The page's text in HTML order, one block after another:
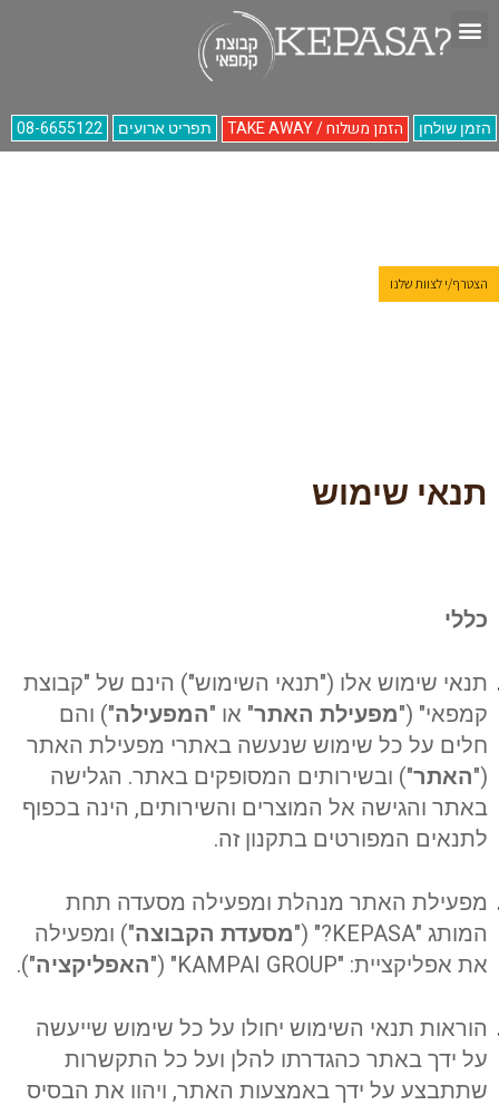
הזמן שולחן הזמן משלוח / TAKE AWAY תפריט ארועים 08-6655122
הצטרף/י לצוות שלנו
תנאי שימוש
כללי
תנאי שימוש אלו ("תנאי השימוש") הינם של "קבוצת
קמפאי" ("מפעילת האתר" או "המפעילה") והם
חלים על כל שימוש שנעשה באתרי מפעילת האתר
("האתר") ובשירותים המסופקים באתר. הגלישה
באתר והגישה אל המוצרים והשירותים, הינה בכפוף
לתנאים המפורטים בתקנון זה.
מפעילת האתר מנהלת ומפעילה מסעדה תחת
המותג "KEPASA?" (" מסעדת הקבוצה") ומפעילה
את אפליקציית: "KAMPAI GROUP" ("
האפליקציה")
.
הוראות תנאי השימוש יחולו על כל שימוש שייעשה
על ידך באתר כהגדרתו להלן ועל כל התקשרות
שתתבצע על ידך באמצעות האתר, ויהוו את הבסיס